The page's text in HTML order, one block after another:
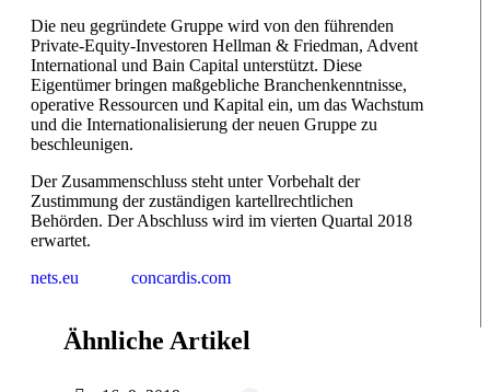
Die neu gegründete Gruppe wird von den führenden
Private-Equity-Investoren Hellman & Friedman, Advent
International und Bain Capital unterstützt. Diese
Eigentümer bringen maßgebliche Branchenkenntnisse,
operative Ressourcen und Kapital ein, um das Wachstum
und die Internationalisierung der neuen Gruppe zu
beschleunigen.
Der Zusammenschluss steht unter Vorbehalt der
Zustimmung der zuständigen kartellrechtlichen
Behörden. Der Abschluss wird im vierten Quartal 2018
erwartet.
nets.eu
concardis.com
Ähnliche Artikel